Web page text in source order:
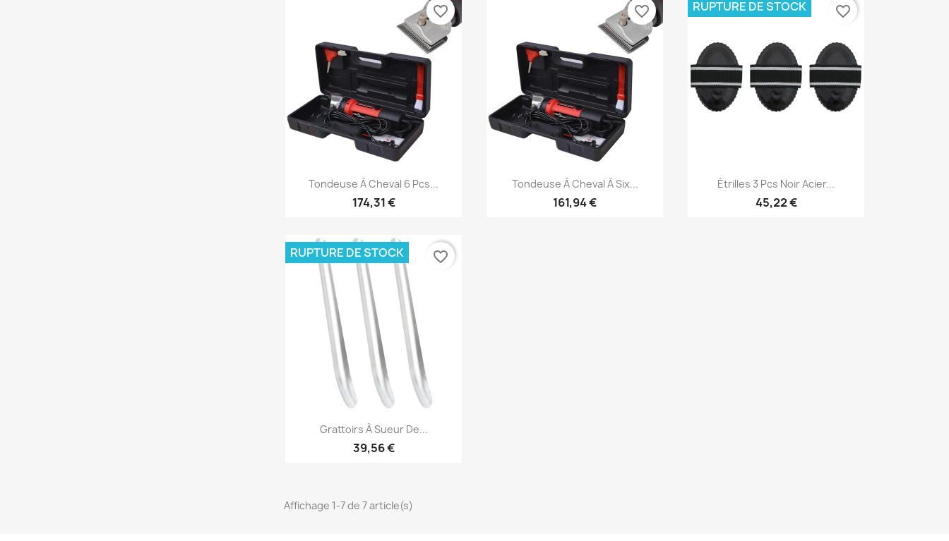
Aperçu rapide
Tondeuse À Cheval 6 Pcs...
174,31 €
favorite_border
Aperçu rapide
Tondeuse À Cheval À Six...
161,94 €
favorite_border
Aperçu rapide
Étrilles 3 Pcs Noir Acier...
45,22 €
RUPTURE DE STOCK favorite_border
Aperçu rapide
Grattoirs À Sueur De...
39,56 €
RUPTURE DE STOCK favorite_border
Affichage 1-7 de 7 article(s)